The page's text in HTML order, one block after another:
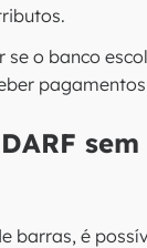
o banco
pagamentos
barras, é